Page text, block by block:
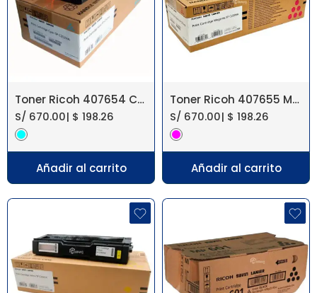
Toner Ricoh 407654 Cyan SP C252DN
S/ 670.00| $ 198.26
Añadir al carrito
Toner Ricoh 407655 Magenta SP C252DN
S/ 670.00| $ 198.26
Añadir al carrito